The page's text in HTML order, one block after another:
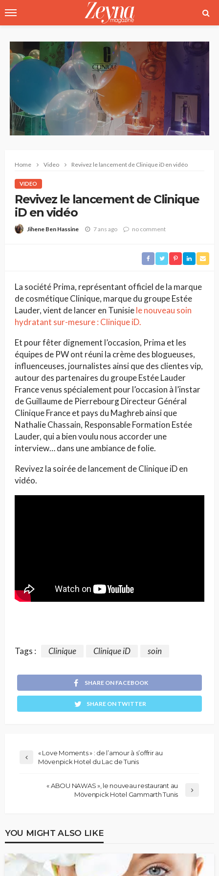
Home Video Revivez le lancement de Clinique iD en vidéo
VIDEO
Revivez le lancement de Clinique
iD en vidéo
Jihene Ben Hassine 7 ans ago no comment
La société Prima, représentant officiel de la marque
de cosmétique Clinique, marque du groupe Estée
Lauder, vient de lancer en Tunisiele nouveau soin
hydratant sur-mesure : Clinique iD.
Et pour fêter dignement l’occasion, Prima et les
équipes de PW ont réuni la crème des blogueuses,
influenceuses, journalistes ainsi que des clientes vip,
autour des partenaires du groupe Estée Lauder
France venus spécialement pour l’occasion à l’instar
de Guillaume de Pierrebourg Directeur Général
Clinique France et pays du Maghreb ainsi que
Nathalie Chassain, Responsable Formation Estée
Lauder, qui a bien voulu nous accorder une
interview… dans une ambiance de folie.
Revivez la soirée de lancement de Clinique iD en
vidéo.
Tags : Clinique Clinique iD soin
SHARE ON FACEBOOK
SHARE ON TWITTER
« Love Moments » : de l’amour à s’offrir au
Mövenpick Hotel du Lac de Tunis
« ABOU NAWAS », le nouveau restaurant au
Mövenpick Hotel Gammarth Tunis
YOU MIGHT ALSO LIKE